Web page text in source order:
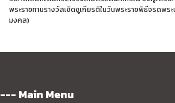
พระราชทานรางวัลเชิดชูเกียรติในวันพระราชพิธีจรดพ
มงคล)
--- Main Menu